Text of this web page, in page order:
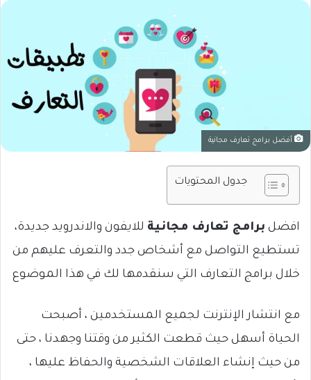
أفضل برامج تعارف مجانية
جدول المحتويات
افضل برامج تعارف مجانية للايفون والاندرويد جديدة،
تستطيع التواصل مع أشخاص جدد والتعرف عليهم من
خلال برامج التعارف التي سنقدمها لك في هذا الموضوع
مع انتشار الإنترنت لجميع المستخدمين ، أصبحت
الحياة أسهل حيث قطعت الكثير من وقتنا وجهدنا ، حتى
من حيث إنشاء العلاقات الشخصية والحفاظ عليها ،